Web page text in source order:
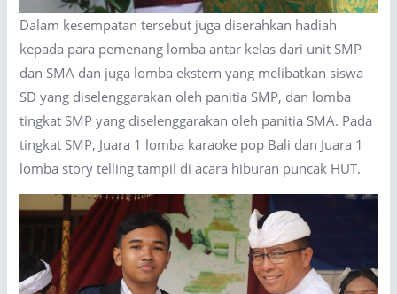
Dalam kesempatan tersebut juga diserahkan hadiah
kepada para pemenang lomba antar kelas dari unit SMP
dan SMA dan juga lomba ekstern yang melibatkan siswa
SD yang diselenggarakan oleh panitia SMP, dan lomba
tingkat SMP yang diselenggarakan oleh panitia SMA. Pada
tingkat SMP, Juara 1 lomba karaoke pop Bali dan Juara 1
lomba story telling tampil di acara hiburan puncak HUT.